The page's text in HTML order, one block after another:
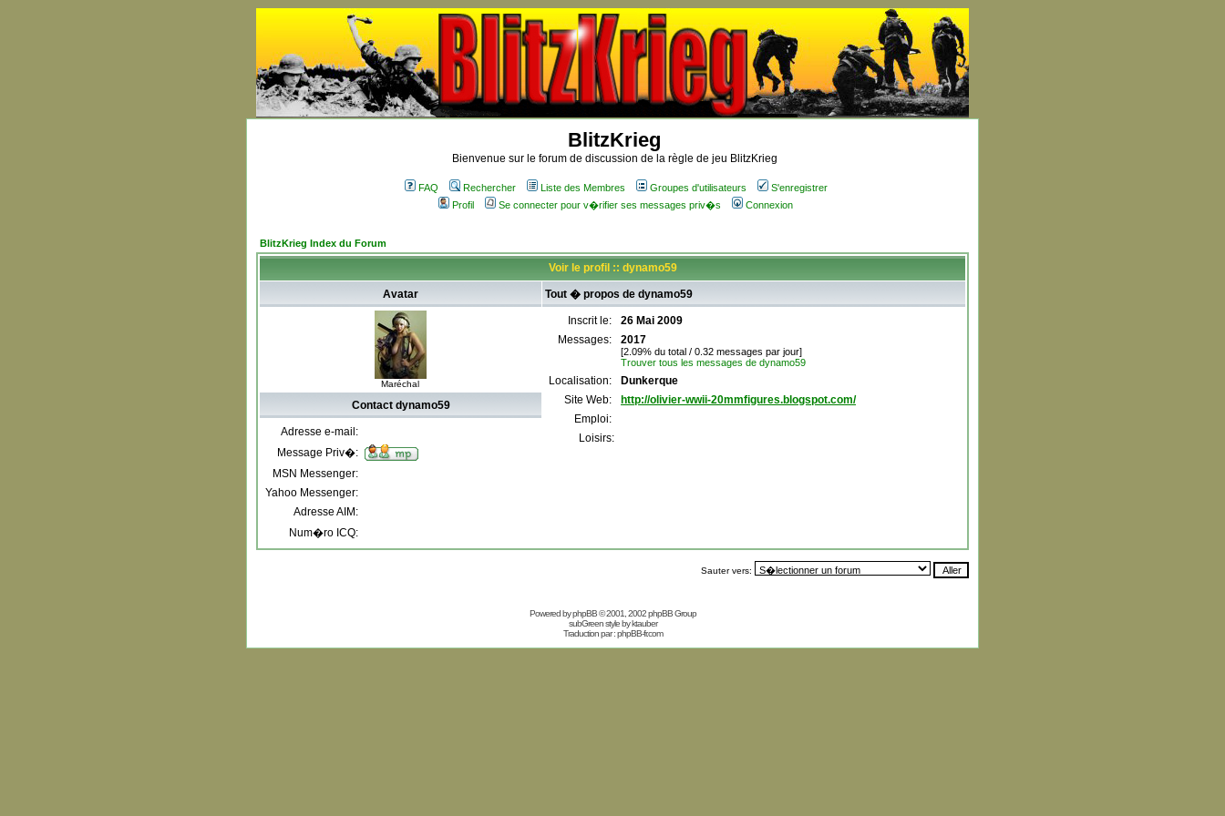
BlitzKrieg
Bienvenue sur le forum de discussion de la règle de jeu BlitzKrieg
FAQ Rechercher Liste des Membres Groupes d'utilisateurs
S'enregistrer
Profil
Se connecter pour v�rifier ses messages priv�s Connexion
BlitzKrieg Index du Forum
Voir le profil :: dynamo59
Avatar Tout � propos de dynamo59
Maréchal
Inscrit le:
26 Mai 2009
Messages:
2017
[2.09% du total / 0.32 messages par jour]
Trouver tous les messages de dynamo59
Localisation:
Dunkerque
Site Web:
http://olivier-wwii-20mmfigures.blogspot.com/
Emploi:
Loisirs:
Contact dynamo59
Adresse e-mail:
Message Priv�:
MSN Messenger:
Yahoo Messenger:
Adresse AIM:
Num�ro ICQ:
Sauter vers:
Powered byphpBB© 2001, 2002 phpBB Group
subGreen style byktauber
Traduction par :phpBB-fr.com